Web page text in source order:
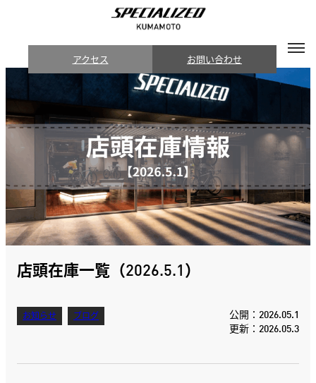
アクセス お問い合わせ
店頭在庫一覧（2026.5.1）
お知らせ ブログ
公開：2026.05.1
更新：2026.05.3